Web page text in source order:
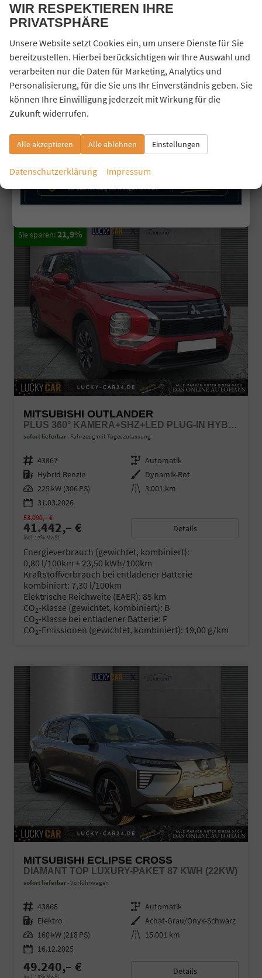
MITSUBISHI ASX
1.8 HEV AT GJR+PANO-DACH TOP
Fahrzeugnr. 43873 GetriebeAutomatik
KraftstoffHybrid Benzin Außenfarbe Aurora-Rot/Onyx-Schwarz
Leistung 116 kW (158 PS)
32.740,– € Details
Verbrauch kombiniert:4,70 l/100km
21,9%
MITSUBISHI OUTLANDER
PLUS 360° KAMERA+SHZ+LED PLUG-IN HYBRID 2.4 4WD
sofort lieferbar Fahrzeug mit Tageszulassung
Fahrzeugnr. 43867 Getriebe Automatik
Kraftstoff Hybrid Benzin Außenfarbe Dynamik-Rot
Leistung 225 kW (306 PS) Kilometerstand 3.001 km
31.03.2026
41.442,– €
incl. 19% MwSt.
53.090,– €
Details
Energieverbrauch (gewichtet, kombiniert):
0,80 l/100km + 23,50 kWh/100km
Kraftstoffverbrauch bei entladener Batterie
kombiniert: 7,30 l/100km
Elektrische Reichweite (EAER): 85 km
CO2-Klasse (gewichtet, kombiniert): B
CO2-Klasse bei entladener Batterie: F
CO2-Emissionen (gewichtet, kombiniert): 19,00 g/km
MITSUBISHI ECLIPSE CROSS
DIAMANT TOP LUXURY-PAKET 87 KWH (22KW)
sofort lieferbar Vorführwagen
Fahrzeugnr. 43868 Getriebe Automatik
Kraftstoff Elektro Außenfarbe Achat-Grau/Onyx-Schwarz
Leistung 160 kW (218 PS) Kilometerstand 15.001 km
16.12.2025
49.240,– € Details
WIR RESPEKTIEREN IHRE
PRIVATSPHÄRE
Unsere Website setzt Cookies ein, um unsere Dienste für Sie
bereitzustellen. Hierbei berücksichtigen wir Ihre Auswahl und
verarbeiten nur die Daten für Marketing, Analytics und
Personalisierung, für die Sie uns Ihr Einverständnis geben. Sie
können Ihre Einwilligung jederzeit mit Wirkung für die
Zukunft widerrufen.
Alle akzeptieren Alle ablehnen Einstellungen
Datenschutzerklärung Impressum